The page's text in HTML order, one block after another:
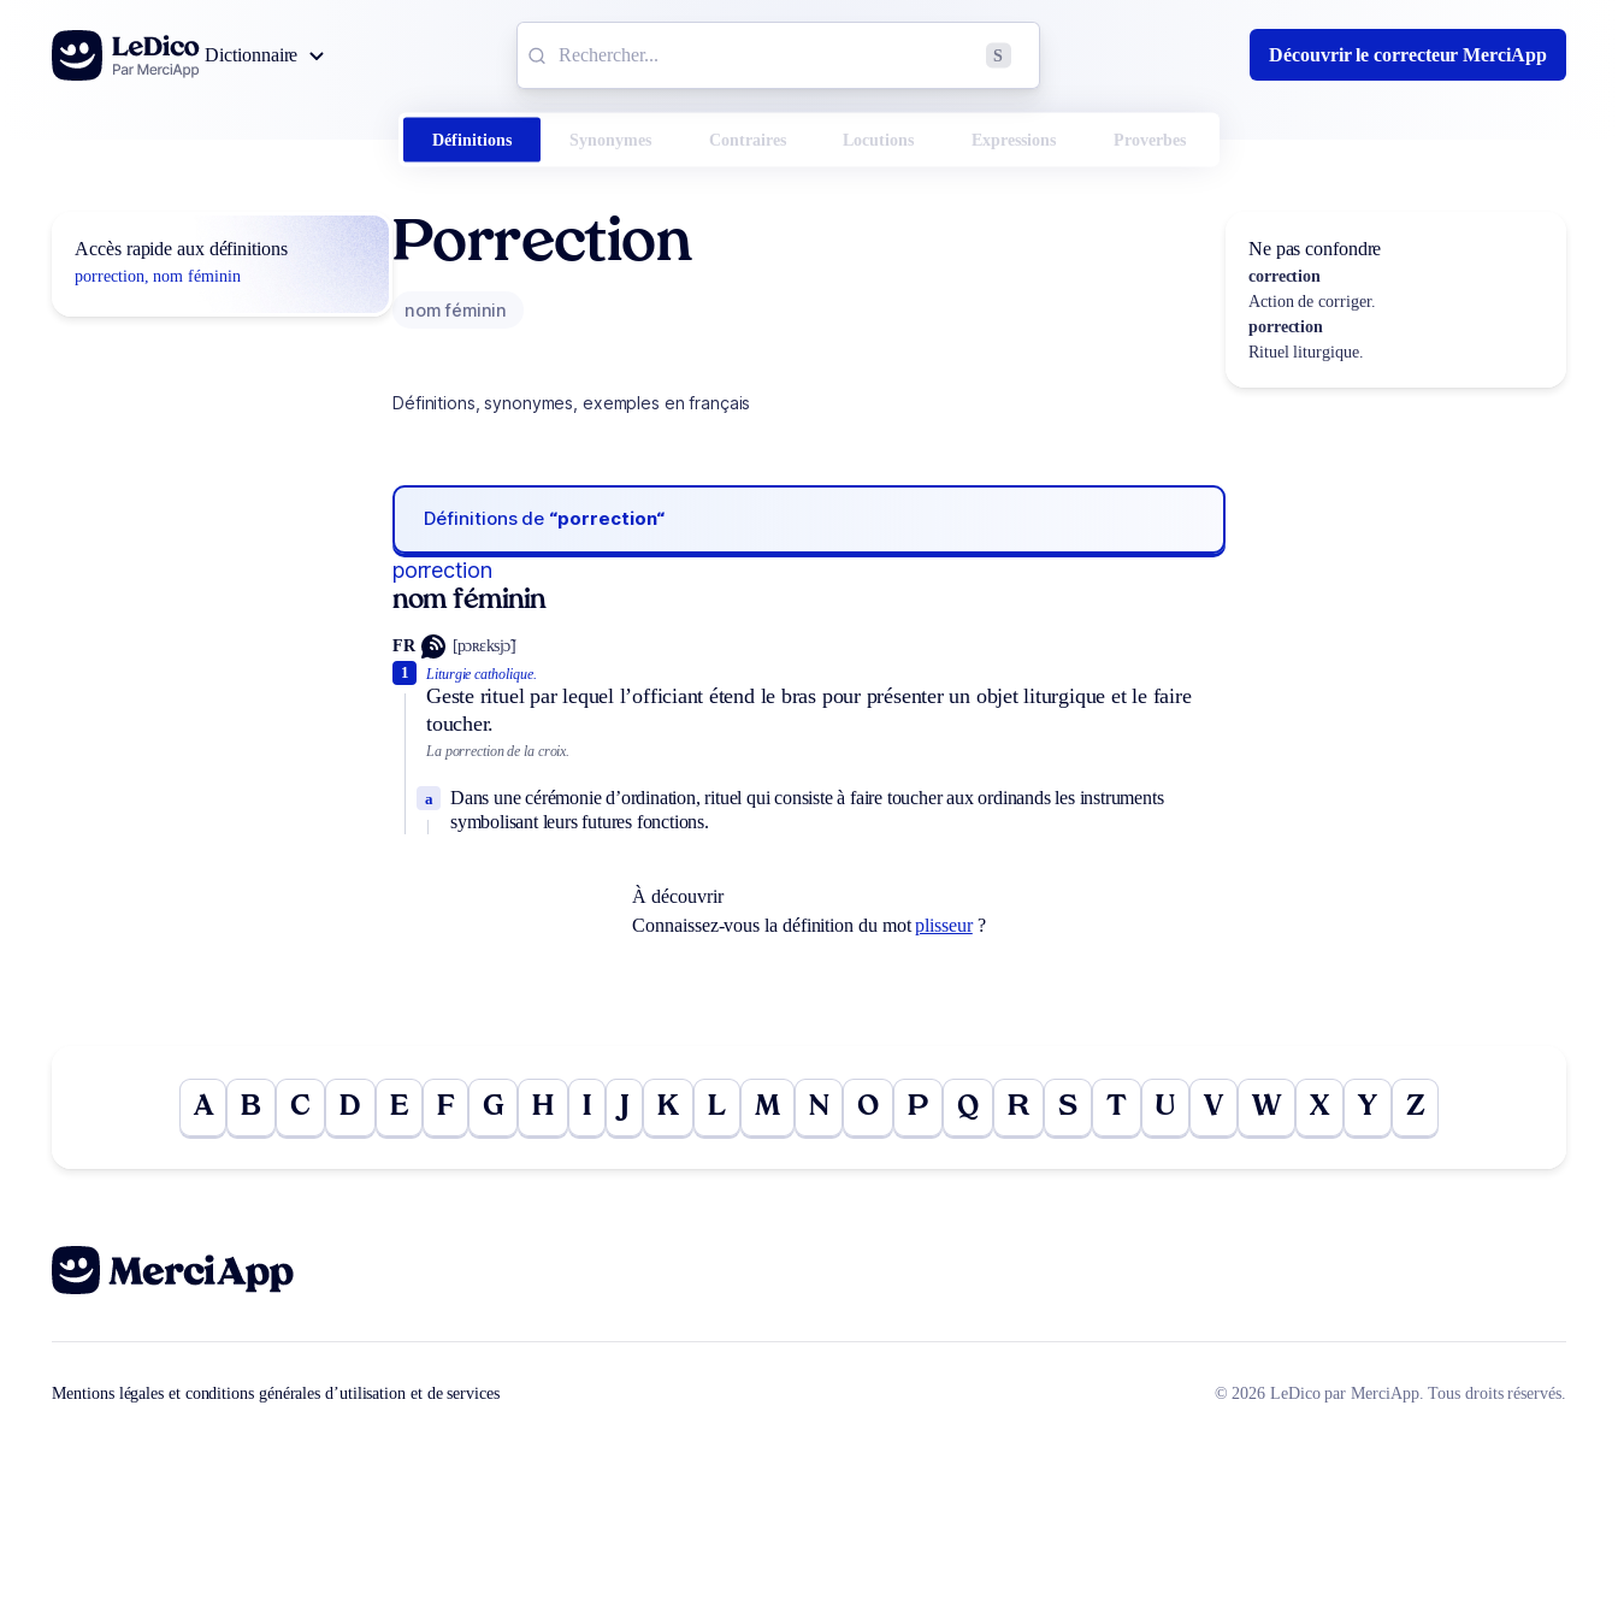
Aller au contenu
Dictionnaire
S Découvrir le correcteur MerciApp
Définitions Synonymes Contraires Locutions Expressions Proverbes
Accès rapide aux définitions
porrection, nom féminin
Porrection
nom féminin
Définitions, synonymes, exemples en français
Définitions de “porrection“
porrection
nom féminin
FR [pɔʀɛksjɔ̃]
Liturgie catholique.
Geste rituel par lequel l’officiant étend le bras pour présenter un objet liturgique et le faire
toucher.
1
La porrection de la croix.
Dans une cérémonie d’ordination, rituel qui consiste à faire toucher aux ordinands les instruments
symbolisant leurs futures fonctions.
a
À découvrir
Connaissez-vous la définition du motplisseur?
Ne pas confondre
correction
Action de corriger.
porrection
Rituel liturgique.
A B C D E F G H I J K L M N O P Q R S T U V W X Y Z
Mentions légales et conditions générales d’utilisation et de services © 2026 LeDico par MerciApp. Tous droits réservés.